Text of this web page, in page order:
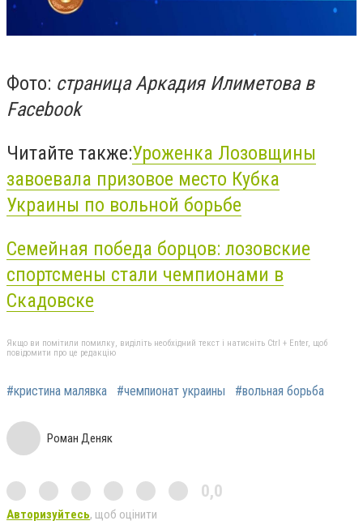
Фото: страница Аркадия Илиметова в
Facebook
Читайте также:Уроженка Лозовщины
завоевала призовое место Кубка
Украины по вольной борьбе
Семейная победа борцов: лозовские
спортсмены стали чемпионами в
Скадовске
Якщо ви помітили помилку, виділіть необхідний текст і натисніть Ctrl + Enter, щоб
повідомити про це редакцію
#кристина малявка #чемпионат украины #вольная борьба
Роман Деняк
0,0
Авторизуйтесь, щоб оцінити